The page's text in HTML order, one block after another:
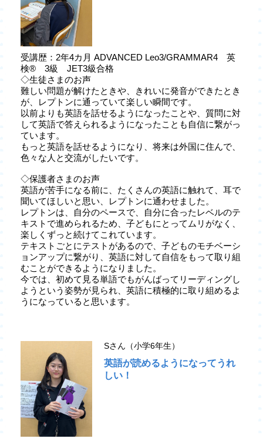
受講歴：2年4カ月 ADVANCED Leo3/GRAMMAR4 英
検® 3級 JET3級合格
◇生徒さまのお声
難しい問題が解けたときや、きれいに発音ができたとき
が、レプトンに通っていて楽しい瞬間です。
以前よりも英語を話せるようになったことや、質問に対
して英語で答えられるようになったことも自信に繋がっ
ています。
もっと英語を話せるようになり、将来は外国に住んで、
色々な人と交流がしたいです。
◇保護者さまのお声
英語が苦手になる前に、たくさんの英語に触れて、耳で
聞いてほしいと思い、レプトンに通わせました。
レプトンは、自分のペースで、自分に合ったレベルのテ
キストで進められるため、子どもにとってムリがなく、
楽しくずっと続けてこれています。
テキストごとにテストがあるので、子どものモチベーシ
ョンアップに繋がり、英語に対して自信をもって取り組
むことができるようになりました。
今では、初めて見る単語でもがんばってリーディングし
ようという姿勢が見られ、英語に積極的に取り組めるよ
うになっていると思います。
Sさん（小学6年生）
英語が読めるようになってうれ
しい！